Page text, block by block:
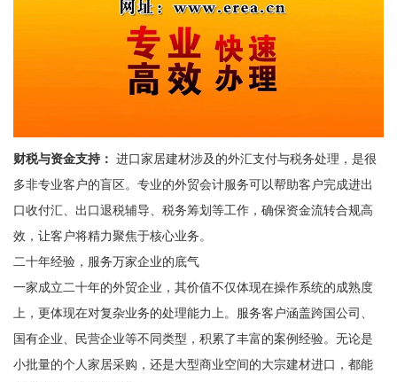
财税与资金支持： 进口家居建材涉及的外汇支付与税务处理，是很
多非专业客户的盲区。专业的外贸会计服务可以帮助客户完成进出
口收付汇、出口退税辅导、税务筹划等工作，确保资金流转合规高
效，让客户将精力聚焦于核心业务。
二十年经验，服务万家企业的底气
一家成立二十年的外贸企业，其价值不仅体现在操作系统的成熟度
上，更体现在对复杂业务的处理能力上。服务客户涵盖跨国公司、
国有企业、民营企业等不同类型，积累了丰富的案例经验。无论是
小批量的个人家居采购，还是大型商业空间的大宗建材进口，都能